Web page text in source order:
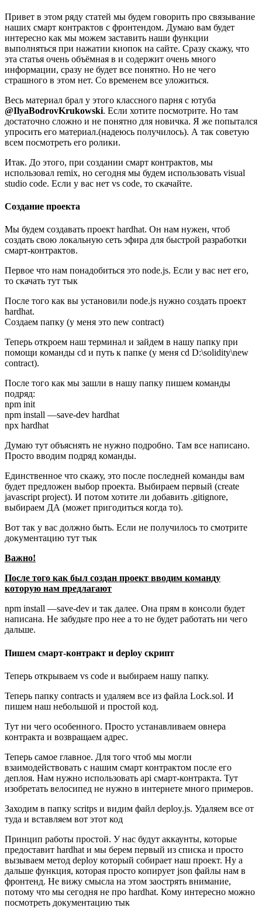
Привет в этом ряду статей мы будем говорить про связывание
наших смарт контрактов с фронтендом. Думаю вам будет
интересно как мы можем заставить наши функции
выполняться при нажатии кнопок на сайте. Сразу скажу, что
эта статья очень объёмная в и содержит очень много
информации, сразу не будет все понятно. Но не чего
страшного в этом нет. Со временем все уложиться.
Весь материал брал у этого классного парня с ютуба
@IlyaBodrovKrukowski. Если хотите посмотрите. Но там
достаточно сложно и не понятно для новичка. Я же попытался
упросить его материал.(надеюсь получилось). А так советую
всем посмотреть его ролики.
Итак. До этого, при создании смарт контрактов, мы
использовал remix, но сегодня мы будем использовать visual
studio code. Если у вас нет vs code, то скачайте.
Создание проекта
Мы будем создавать проект hardhat. Он нам нужен, чтоб
создать свою локальную сеть эфира для быстрой разработки
смарт-контрактов.
Первое что нам понадобиться это node.js. Если у вас нет его,
то скачать тут тык
После того как вы установили node.js нужно создать проект
hardhat.
Создаем папку (у меня это new contract)
Теперь откроем наш терминал и зайдем в нашу папку при
помощи команды cd и путь к папке (у меня cd D:\solidity\new
contract).
После того как мы зашли в нашу папку пишем команды
подряд:
npm init
npm install —save-dev hardhat
npx hardhat
Думаю тут объяснять не нужно подробно. Там все написано.
Просто вводим подряд команды.
Единственное что скажу, это после последней команды вам
будет предложен выбор проекта. Выбираем первый (create
javascript project). И потом хотите ли добавить .gitignore,
выбираем ДА (может пригодиться когда то).
Вот так у вас должно быть. Если не получилось то смотрите
документацию тут тык
Важно!
После того как был создан проект вводим команду
которую нам предлагают
npm install —save-dev и так далее. Она прям в консоли будет
написана. Не забудьте про нее а то не будет работать ни чего
дальше.
Пишем смарт-контракт и deploy скрипт
Теперь открываем vs code и выбираем нашу папку.
Теперь папку contracts и удаляем все из файла Lock.sol. И
пишем наш небольшой и простой код.
Тут ни чего особенного. Просто устанавливаем овнера
контракта и возвращаем адрес.
Теперь самое главное. Для того чтоб мы могли
взаимодействовать с нашим смарт контрактом после его
деплоя. Нам нужно использовать api смарт-контракта. Тут
изобретать велосипед не нужно в интернете много примеров.
Заходим в папку scritps и видим файл deploy.js. Удаляем все от
туда и вставляем вот этот код
Принцип работы простой. У нас будут аккаунты, которые
предоставит hardhat и мы берем первый из списка и просто
вызываем метод deploy который собирает наш проект. Ну а
дальше функция, которая просто копирует json файлы нам в
фронтенд. Не вижу смысла на этом заострять внимание,
потому что мы сегодня не про hardhat. Кому интересно можно
посмотреть документацию тык